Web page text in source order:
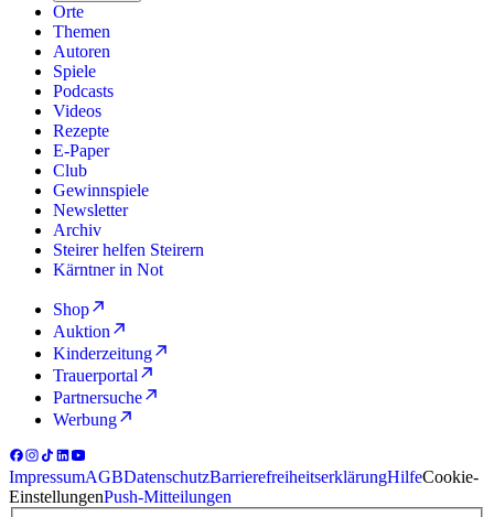
Orte
Themen
Autoren
Spiele
Podcasts
Videos
Rezepte
E-Paper
Club
Gewinnspiele
Newsletter
Archiv
Steirer helfen Steirern
Kärntner in Not
Shop
Auktion
Kinderzeitung
Trauerportal
Partnersuche
Werbung
ImpressumAGBDatenschutzBarrierefreiheitserklärungHilfeCookie-
EinstellungenPush-Mitteilungen